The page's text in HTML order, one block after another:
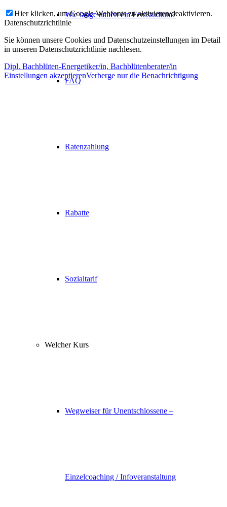
Wie lange dauert ein Fernstudium?
FAQ
Ratenzahlung
Rabatte
Sozialtarif
Welcher Kurs
Wegweiser für Unentschlossene –
Einzelcoaching / Infoveranstaltung
Hier klicken, um Google Webfonts zu aktivieren/deaktivieren.
Datenschutzrichtlinie
Sie können unsere Cookies und Datenschutzeinstellungen im Detail
in unseren Datenschutzrichtlinie nachlesen.
Dipl. Bachblüten-Energetiker/in, Bachblütenberater/in
Einstellungen akzeptierenVerberge nur die Benachrichtigung